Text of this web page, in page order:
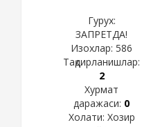
Гурух:
ЗАПРЕТДА!
Изохлар: 586
Тақдирланишлар:
2
Хурмат
даражаси: 0
Холати: Хозир